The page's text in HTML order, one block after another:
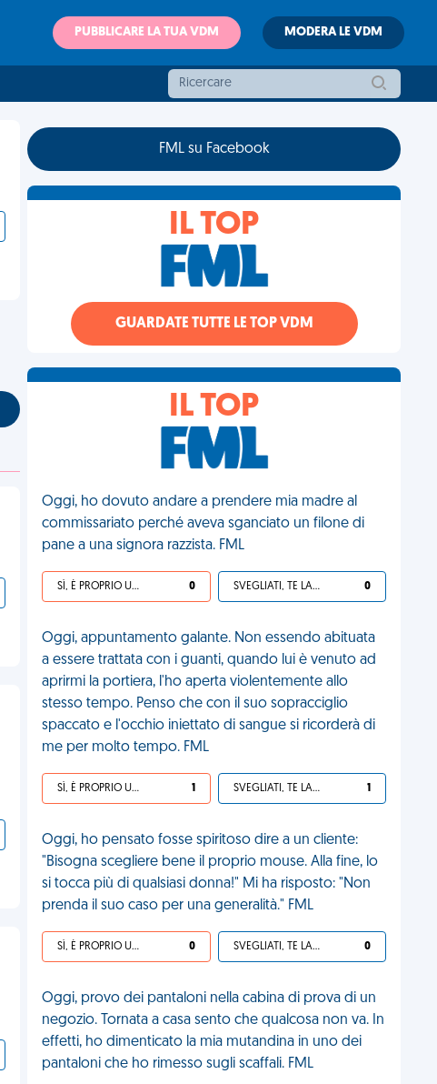
PUBBLICARE LA TUA VDM MODERA LE VDM
FML su Facebook
IL TOP
GUARDATE TUTTE LE TOP VDM
IL TOP
Oggi, ho dovuto andare a prendere mia madre al
commissariato perché aveva sganciato un filone di
pane a una signora razzista. FML
SÌ, È PROPRIO UNA VDM! 0 SVEGLIATI, TE LA SEI CERCATA! 0
Oggi, appuntamento galante. Non essendo abituata
a essere trattata con i guanti, quando lui è venuto ad
aprirmi la portiera, l'ho aperta violentemente allo
stesso tempo. Penso che con il suo sopracciglio
spaccato e l'occhio iniettato di sangue si ricorderà di
me per molto tempo. FML
SÌ, È PROPRIO UNA VDM! 1 SVEGLIATI, TE LA SEI CERCATA! 1
Oggi, ho pensato fosse spiritoso dire a un cliente:
"Bisogna scegliere bene il proprio mouse. Alla fine, lo
si tocca più di qualsiasi donna!" Mi ha risposto: "Non
prenda il suo caso per una generalità." FML
SÌ, È PROPRIO UNA VDM! 0 SVEGLIATI, TE LA SEI CERCATA! 0
Oggi, provo dei pantaloni nella cabina di prova di un
negozio. Tornata a casa sento che qualcosa non va. In
effetti, ho dimenticato la mia mutandina in uno dei
pantaloni che ho rimesso sugli scaffali. FML